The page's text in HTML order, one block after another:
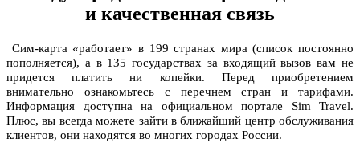
и качественная связь
Сим-карта «работает» в 199 странах мира (список постоянно
пополняется), а в 135 государствах за входящий вызов вам не
придется платить ни копейки. Перед приобретением
внимательно ознакомьтесь с перечнем стран и тарифами.
Информация доступна на официальном портале Sim Travel.
Плюс, вы всегда можете зайти в ближайший центр обслуживания
клиентов, они находятся во многих городах России.